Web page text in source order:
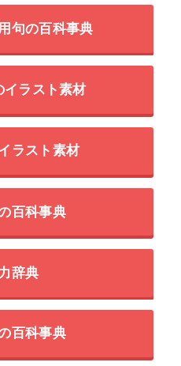
句の百科事典
イラスト素材
ラスト素材
百科事典
辞典
百科事典